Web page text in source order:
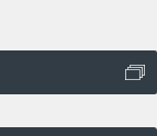
оват